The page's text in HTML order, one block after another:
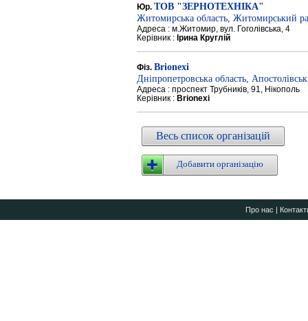
Юр. ТОВ "ЗЕРНОТЕХНІКА"
Житомирська область, Житомирський
Адреса : м.Житомир, вул. Гоголівська, 4
Керівник : Ірина Круглій
Фіз. Brionexi
Дніпропетровська область,
Адреса : проспект Трубників, 91, Нікополь
Керівник : Brionexi
Весь список організацій
Добавити організацію
Про нас |